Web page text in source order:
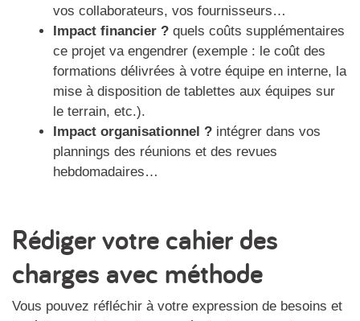
vos collaborateurs, vos fournisseurs…
Impact financier ? quels coûts supplémentaires
ce projet va engendrer (exemple : le coût des
formations délivrées à votre équipe en interne, la
mise à disposition de tablettes aux équipes sur
le terrain, etc.).
Impact organisationnel ? intégrer dans vos
plannings des réunions et des revues
hebdomadaires…
Rédiger votre cahier des
charges avec méthode
Vous pouvez réfléchir à votre expression de besoins et